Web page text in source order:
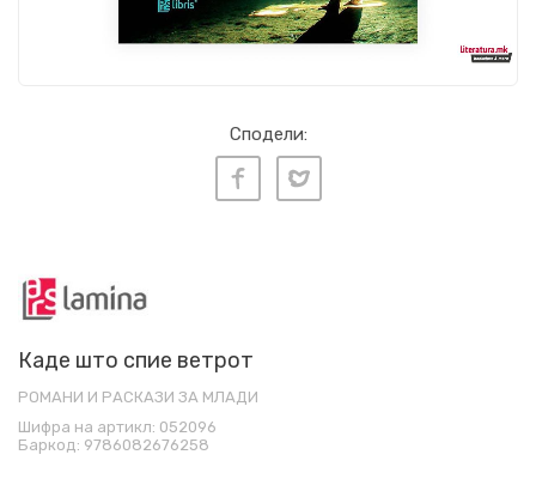
Сподели:
Каде што спие ветрот
РОМАНИ И РАСКАЗИ ЗА МЛАДИ
Шифра на артикл: 052096
Баркод: 9786082676258